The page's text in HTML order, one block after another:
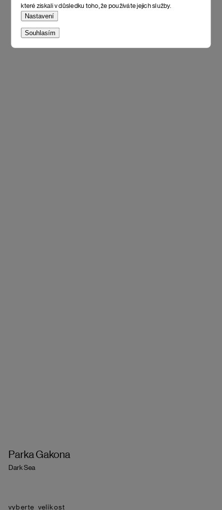
které získali v důsledku toho, že používáte jejich služby.
Nastavení
Souhlasím
Parka Gakona
Dark Sea
velikost